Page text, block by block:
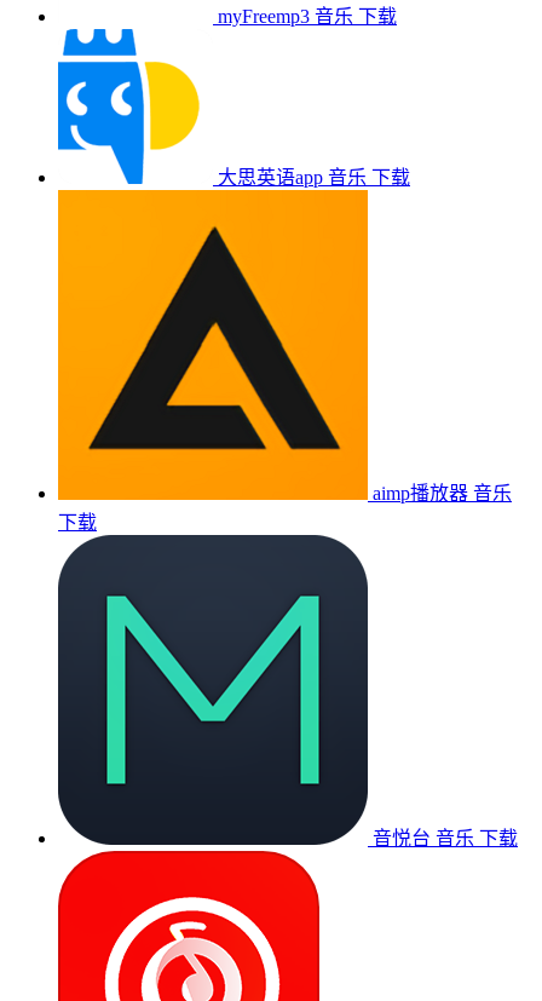
myFreemp3 音乐 下载
大思英语app 音乐 下载
aimp播放器 音乐
下载
音悦台 音乐 下载